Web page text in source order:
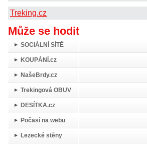
Treking.cz
Může se hodit
SOCIÁLNÍ SÍTĚ
KOUPÁNÍ.cz
NašeBrdy.cz
Trekingová OBUV
DESÍTKA.cz
Počasí na webu
Lezecké stěny